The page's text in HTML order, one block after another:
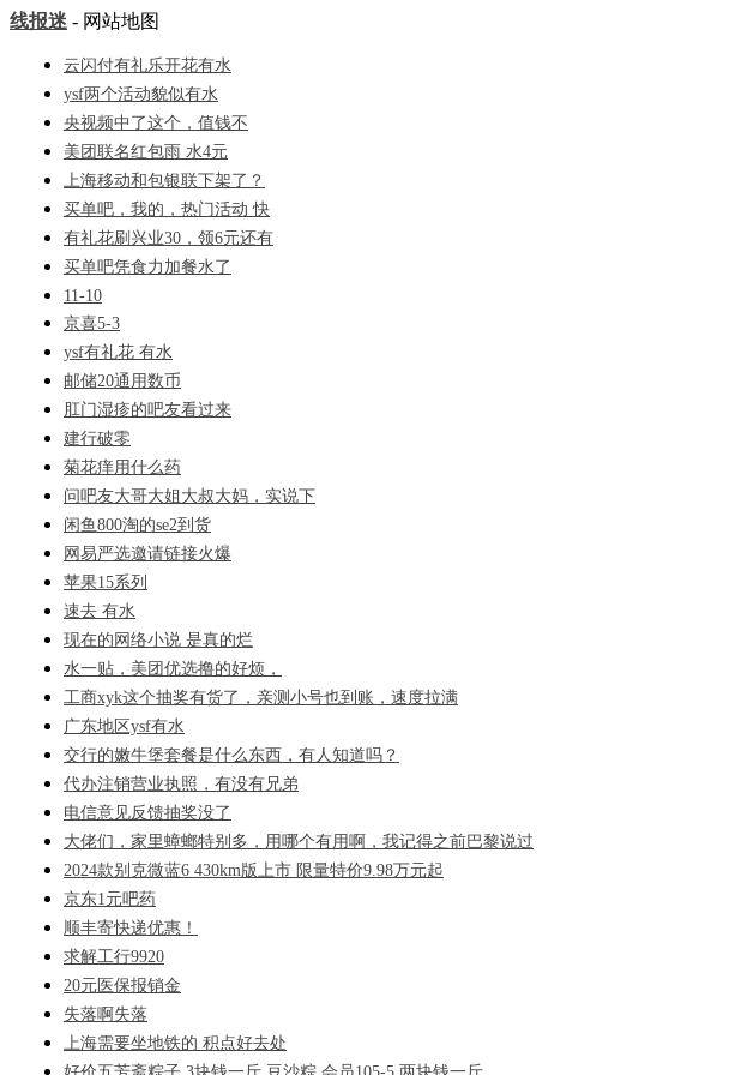
线报迷 - 网站地图
云闪付有礼乐开花有水
ysf两个活动貌似有水
央视频中了这个，值钱不
美团联名红包雨 水4元
上海移动和包银联下架了？
买单吧，我的，热门活动 快
有礼花刷兴业30，领6元还有
买单吧凭食力加餐水了
11-10
京喜5-3
ysf有礼花 有水
邮储20通用数币
肛门湿疹的吧友看过来
建行破零
菊花痒用什么药
问吧友大哥大姐大叔大妈，实说下
闲鱼800淘的se2到货
网易严选邀请链接火爆
苹果15系列
速去 有水
现在的网络小说 是真的烂
水一贴，美团优选撸的好烦，
工商xyk这个抽奖有货了，亲测小号也到账，速度拉满
广东地区ysf有水
交行的嫩牛堡套餐是什么东西，有人知道吗？
代办注销营业执照，有没有兄弟
电信意见反馈抽奖没了
大佬们，家里蟑螂特别多，用哪个有用啊，我记得之前巴黎说过
2024款别克微蓝6 430km版上市 限量特价9.98万元起
京东1元吧药
顺丰寄快递优惠！
求解工行9920
20元医保报销金
失落啊失落
上海需要坐地铁的 积点好去处